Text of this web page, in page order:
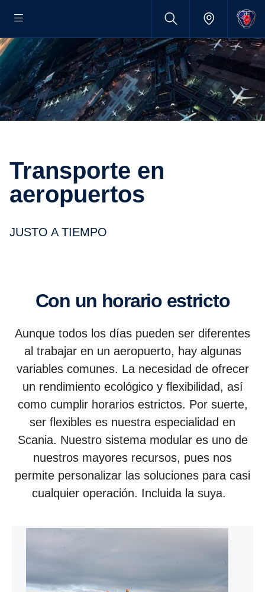
Transporte en
aeropuertos
JUSTO A TIEMPO
Con un horario estricto
Aunque todos los días pueden ser diferentes
al trabajar en un aeropuerto, hay algunas
variables comunes. La necesidad de ofrecer
un rendimiento ecológico y flexibilidad, así
como cumplir horarios estrictos. Por suerte,
ser flexibles es nuestra especialidad en
Scania. Nuestro sistema modular es uno de
nuestros mayores recursos, pues nos
permite personalizar las soluciones para casi
cualquier operación. Incluida la suya.